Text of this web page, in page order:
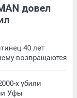
довел
40 лет
возвращаются
х убили
Уфы